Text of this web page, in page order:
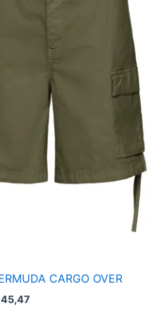
CARGO OVER
45,47
possono
essere
scelte
nella
pagina
prodotto